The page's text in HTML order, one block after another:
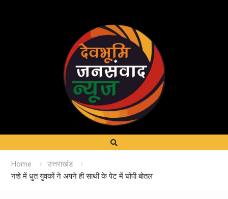
Home
उत्तराखंड
नशे में धुत युवकों ने अपने ही साथी के पेट में घोंपी बोतल